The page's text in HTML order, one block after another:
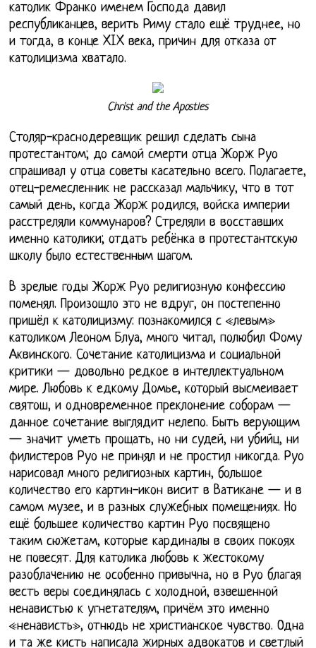
католик Франко именем Господа давил
республиканцев, верить Риму стало ещё труднее, но
и тогда, в конце XIX века, причин для отказа от
католицизма хватало.
Christ and the Apostles
Столяр-краснодеревщик решил сделать сына
протестантом; до самой смерти отца Жорж Руо
спрашивал у отца советы касательно всего. Полагаете,
отец-ремесленник не рассказал мальчику, что в тот
самый день, когда Жорж родился, войска империи
расстреляли коммунаров? Стреляли в восставших
именно католики; отдать ребёнка в протестантскую
школу было естественным шагом.
В зрелые годы Жорж Руо религиозную конфессию
поменял. Произошло это не вдруг, он постепенно
пришёл к католицизму: познакомился с «левым»
католиком Леоном Блуа, много читал, полюбил Фому
Аквинского. Сочетание католицизма и социальной
критики — довольно редкое в интеллектуальном
мире. Любовь к едкому Домье, который высмеивает
святош, и одновременное преклонение соборам —
данное сочетание выглядит нелепо. Быть верующим
— значит уметь прощать, но ни судей, ни убийц, ни
филистеров Руо не принял и не простил никогда. Руо
нарисовал много религиозных картин, большое
количество его картин-икон висит в Ватикане — и в
самом музее, и в разных служебных помещениях. Но
ещё большее количество картин Руо посвящено
таким сюжетам, которые кардиналы в своих покоях
не повесят. Для католика любовь к жестокому
разоблачению не особенно привычна, но в Руо благая
весть веры соединялась с холодной, взвешенной
ненавистью к угнетателям, причём это именно
«ненависть», отнюдь не христианское чувство. Одна
и та же кисть написала жирных адвокатов и светлый